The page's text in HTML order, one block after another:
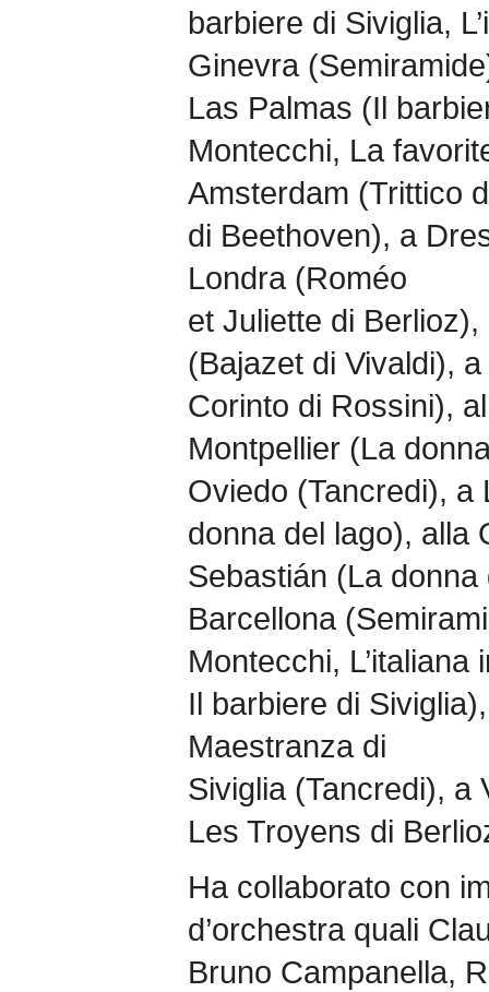
barbiere di Siviglia,
Ginevra
Las Palmas (Il
Montecchi, La
Amsterdam (Trittico
di Beethoven), a
Londra (Roméo
et Juliette di
(Bajazet di Vivaldi),
Corinto di Rossini),
Montpellier (La
Oviedo (Tancredi), a
donna del lago), alla
Sebastián (La
Barcellona
Montecchi,
Il barbiere di
Maestranza di
Siviglia (Tancredi), a
Les Troyens di
Ha collaborato con
d’orchestra quali
Bruno Campanella,